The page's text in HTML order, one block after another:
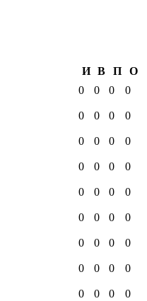
И В П
О
0 0 0 0
0 0 0 0
0 0 0 0
0 0 0 0
0 0 0 0
0 0 0 0
0 0 0 0
0 0 0 0
0 0 0 0